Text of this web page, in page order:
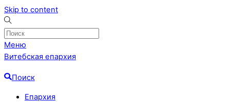
Skip to content
Меню
Витебская епархия
Поиск
Епархия